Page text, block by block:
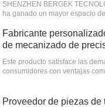
SHENZHEN BERGEK
ha ganado un mayor espacio
Fabricante
de mecanizado de
CNC de Bergek
Este producto satisface las
consumidores con ventajas
Proveedor de piezas de